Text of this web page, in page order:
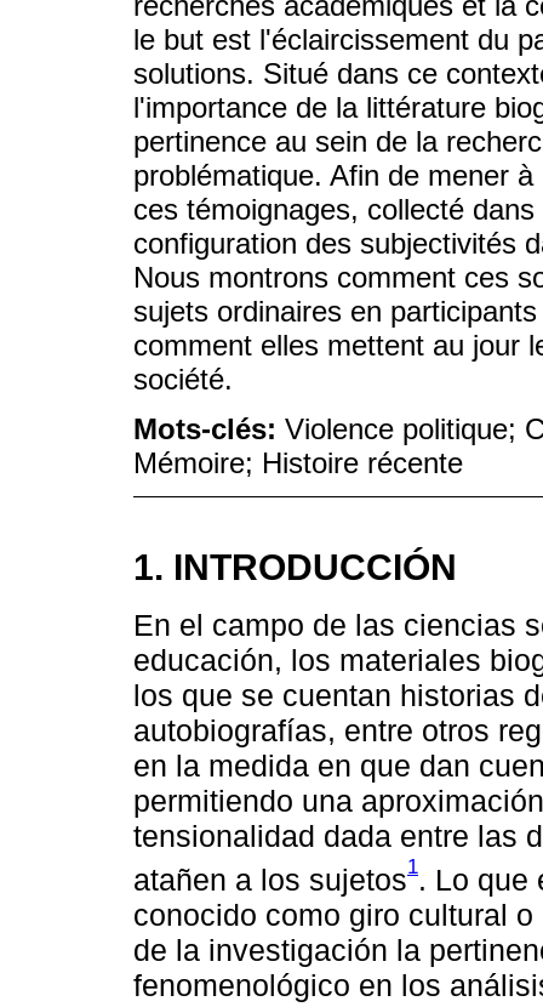
le but est l'éclaircissement du
solutions. Situé dans ce
l'importance de la littérature
pertinence au sein de la
problématique. Afin de mener
ces témoignages, collecté
configuration des subjectivités
Nous montrons comment ces
sujets ordinaires en
comment elles mettent au jour
société.
Mots-clés: Violence politique;
Mémoire; Histoire récente
1. INTRODUCCIÓN
En el campo de las ciencias
educación, los materiales
los que se cuentan historias
autobiografías, entre otros
en la medida en que dan
permitiendo una
tensionalidad dada entre las
atañen a los sujetos1. Lo que
conocido como giro cultural
de la investigación la
fenomenológico en los